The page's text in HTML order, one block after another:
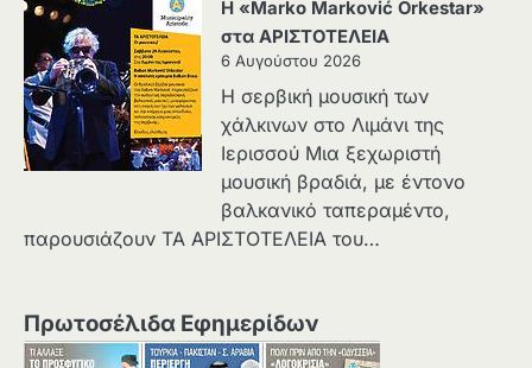
Η «Marko Marković Orkestar»
στα ΑΡΙΣΤΟΤΕΛΕΙΑ
6 Αυγούστου 2026
Η σερβική μουσική των
χάλκινων στο Λιμάνι της
Ιερισσού Μια ξεχωριστή
μουσική βραδιά, με έντονο
βαλκανικό ταπεραμέντο,
παρουσιάζουν ΤΑ ΑΡΙΣΤΟΤΕΛΕΙΑ του…
Πρωτοσέλιδα Εφημερίδων